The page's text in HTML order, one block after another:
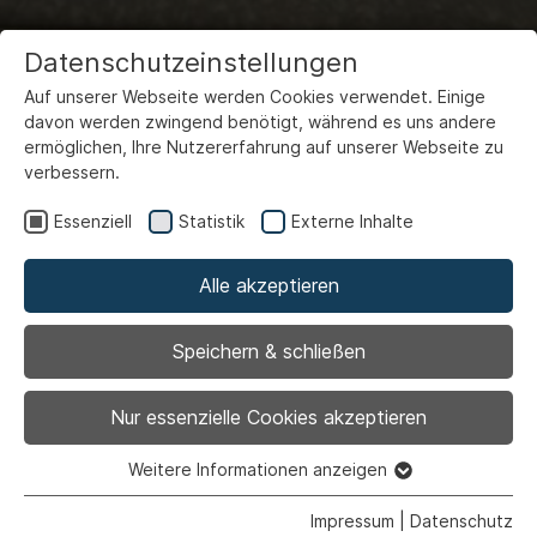
Kulturgesellschaft Stadt
Ahlen
Datenschutzeinstellungen
Auf unserer Webseite werden Cookies verwendet. Einige
davon werden zwingend benötigt, während es uns andere
ermöglichen, Ihre Nutzererfahrung auf unserer Webseite zu
verbessern.
Essenziell Statistik Externe Inhalte
Alle akzeptieren
Speichern & schließen
Nur essenzielle Cookies akzeptieren
Essenzielle Cookies werden für grundlegende Funktionen
Weitere Informationen anzeigen
Impressum Datenschutz